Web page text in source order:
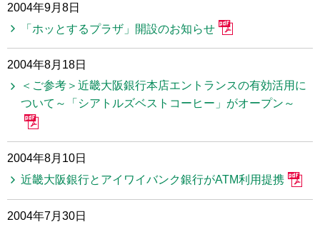
2004年9月8日
「ホッとするプラザ」開設のお知らせ
2004年8月18日
＜ご参考＞近畿大阪銀行本店エントランスの有効活用に
ついて～「シアトルズベストコーヒー」がオープン～
2004年8月10日
近畿大阪銀行とアイワイバンク銀行がATM利用提携
2004年7月30日